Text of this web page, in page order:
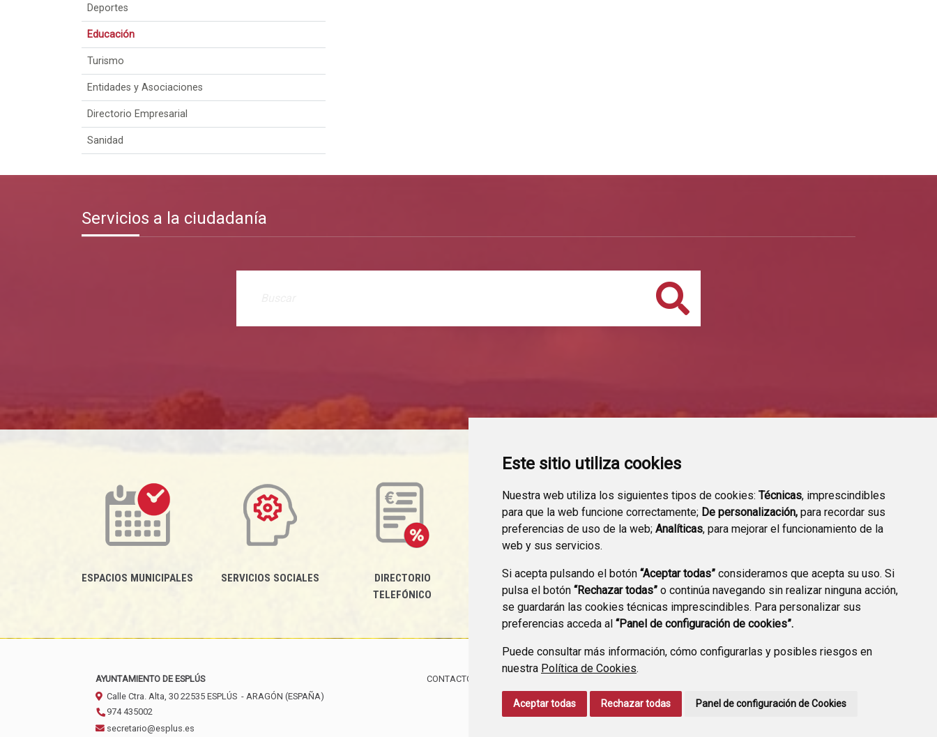
Este sitio utiliza cookies
Nuestra web utiliza los siguientes tipos de cookies: Técnicas, imprescindibles
para que la web funcione correctamente; De personalización, para recordar sus
preferencias de uso de la web; Analíticas, para mejorar el funcionamiento de la
web y sus servicios.
Si acepta pulsando el botón “Aceptar todas” consideramos que acepta su uso. Si
pulsa el botón “Rechazar todas” o continúa navegando sin realizar ninguna acción,
se guardarán las cookies técnicas imprescindibles. Para personalizar sus
preferencias acceda al “Panel de configuración de cookies”.
Puede consultar más información, cómo configurarlas y posibles riesgos en
nuestra Política de Cookies.
Aceptar todas Rechazar todas Panel de configuración de Cookies
Deportes
Educación
Turismo
Entidades y Asociaciones
Directorio Empresarial
Sanidad
Servicios a la ciudadanía
Buscar
ESPACIOS MUNICIPALES SERVICIOS SOCIALES
DIRECTORIO
TELEFÓNICO
PERFIL DEL
CONTRATANTE
TRANSPARENCIA
VALIDACIÓN DE
DOCUMENTOS
AYUNTAMIENTO DE ESPLÚS
Calle Ctra. Alta, 30 22535 ESPLÚS - ARAGÓN (ESPAÑA)
974 435002
secretario@esplus.es
CONTACTO